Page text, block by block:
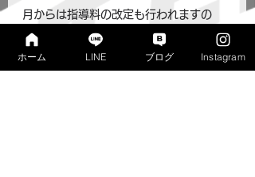
月からは指導料の改定も行われますの
で、体験学習をご検討中の場合は、以下
の関連記事もご覧ください。宜しくお願
ホーム LINE ブログ Instagram